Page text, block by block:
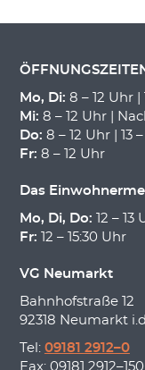
Mo, Di: 8 – 12 Uhr |
Mi: 8 – 12 Uhr |
Do: 8 – 12 Uhr | 13
Fr: 8 – 12 Uhr
Das
Mo, Di, Do: 12 – 13
Fr: 12 – 15:30 Uhr
VG Neumarkt
Bahnhofstraße 12
92318 Neumarkt
Tel: 09181 2912–0
Fax: 09181 2912–150